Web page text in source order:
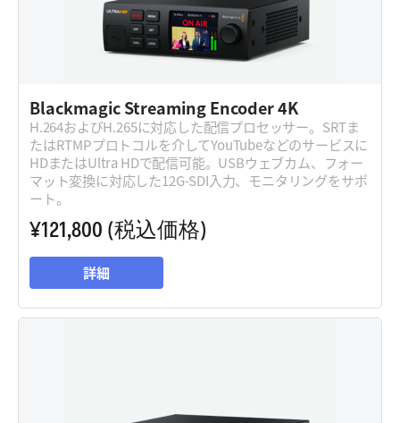
BlackmagicStreaming Encoder 4K
H.264およびH.265に対応した配信プロセッサー。SRTま
たはRTMPプロトコルを介してYouTubeなどのサービスに
HDまたはUltra HDで配信可能。USBウェブカム、フォー
マット変換に対応した12G-SDI入力、モニタリングをサポ
ート。
¥121,800 (税込価格)
詳細